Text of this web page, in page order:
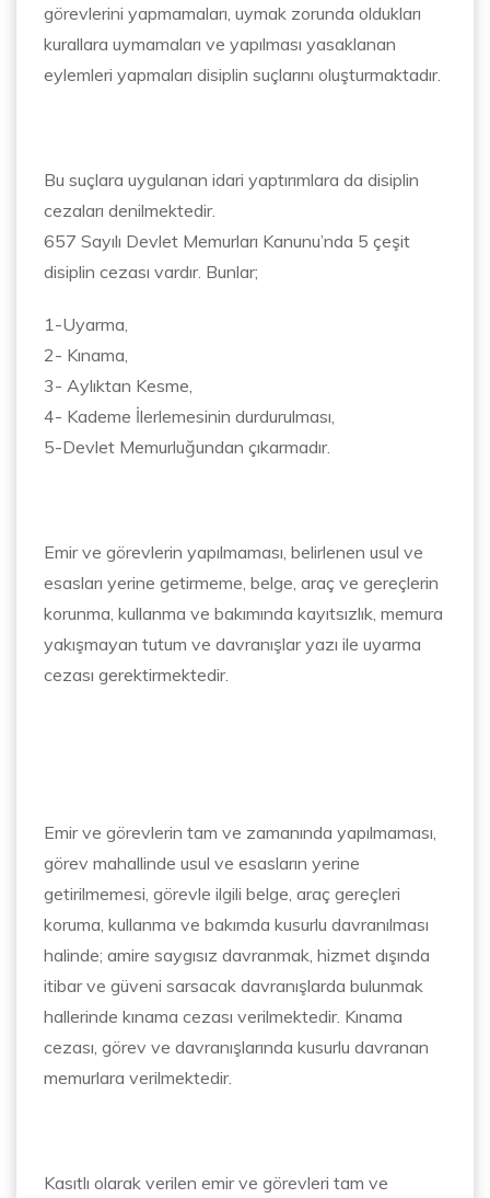
görevlerini yapmamaları, uymak zorunda oldukları
kurallara uymamaları ve yapılması yasaklanan
eylemleri yapmaları disiplin suçlarını oluşturmaktadır.
Bu suçlara uygulanan idari yaptırımlara da disiplin
cezaları denilmektedir.
657 Sayılı Devlet Memurları Kanunu’nda 5 çeşit
disiplin cezası vardır. Bunlar;
1-Uyarma,
2- Kınama,
3- Aylıktan Kesme,
4- Kademe İlerlemesinin durdurulması,
5-Devlet Memurluğundan çıkarmadır.
Emir ve görevlerin yapılmaması, belirlenen usul ve
esasları yerine getirmeme, belge, araç ve gereçlerin
korunma, kullanma ve bakımında kayıtsızlık, memura
yakışmayan tutum ve davranışlar yazı ile uyarma
cezası gerektirmektedir.
Emir ve görevlerin tam ve zamanında yapılmaması,
görev mahallinde usul ve esasların yerine
getirilmemesi, görevle ilgili belge, araç gereçleri
koruma, kullanma ve bakımda kusurlu davranılması
halinde; amire saygısız davranmak, hizmet dışında
itibar ve güveni sarsacak davranışlarda bulunmak
hallerinde kınama cezası verilmektedir. Kınama
cezası, görev ve davranışlarında kusurlu davranan
memurlara verilmektedir.
Kasıtlı olarak verilen emir ve görevleri tam ve